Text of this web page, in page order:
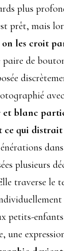
plus
mais
les croit
de
et blanc
qui
plusieurs
traverse le
petits-